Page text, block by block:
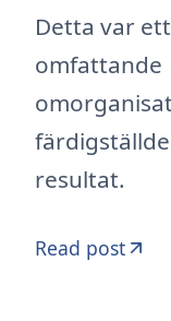
Detta var
omfattande
resultat.
Read post